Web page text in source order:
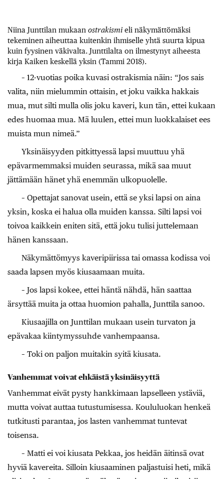
Niina Junttilan mukaan ostrakismi eli näkymättömäksi
tekeminen aiheuttaa kuitenkin ihmiselle yhtä suurta kipua
kuin fyysinen väkivalta. Junttilalta on ilmestynyt aiheesta
kirja Kaiken keskellä yksin (Tammi 2018).
– 12-vuotias poika kuvasi ostrakismia näin: “Jos sais
valita, niin mielummin ottaisin, et joku vaikka hakkais
mua, mut silti mulla olis joku kaveri, kun tän, ettei kukaan
edes huomaa mua. Mä luulen, ettei mun luokkalaiset ees
muista mun nimeä.”
Yksinäisyyden pitkittyessä lapsi muuttuu yhä
epävarmemmaksi muiden seurassa, mikä saa muut
jättämään hänet yhä enemmän ulkopuolelle.
– Opettajat sanovat usein, että se yksi lapsi on aina
yksin, koska ei halua olla muiden kanssa. Silti lapsi voi
toivoa kaikkein eniten sitä, että joku tulisi juttelemaan
hänen kanssaan.
Näkymättömyys kaveripiirissa tai omassa kodissa voi
saada lapsen myös kiusaamaan muita.
– Jos lapsi kokee, ettei häntä nähdä, hän saattaa
ärsyttää muita ja ottaa huomion pahalla, Junttila sanoo.
Kiusaajilla on Junttilan mukaan usein turvaton ja
epävakaa kiintymyssuhde vanhempaansa.
– Toki on paljon muitakin syitä kiusata.
Vanhemmat voivat ehkäistä yksinäisyyttä
Vanhemmat eivät pysty hankkimaan lapselleen ystäviä,
mutta voivat auttaa tutustumisessa. Koululuokan henkeä
tutkitusti parantaa, jos lasten vanhemmat tuntevat
toisensa.
– Matti ei voi kiusata Pekkaa, jos heidän äitinsä ovat
hyviä kavereita. Silloin kiusaaminen paljastuisi heti, mikä